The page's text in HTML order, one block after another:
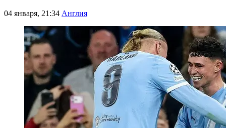
04 января, 21:34 Англия